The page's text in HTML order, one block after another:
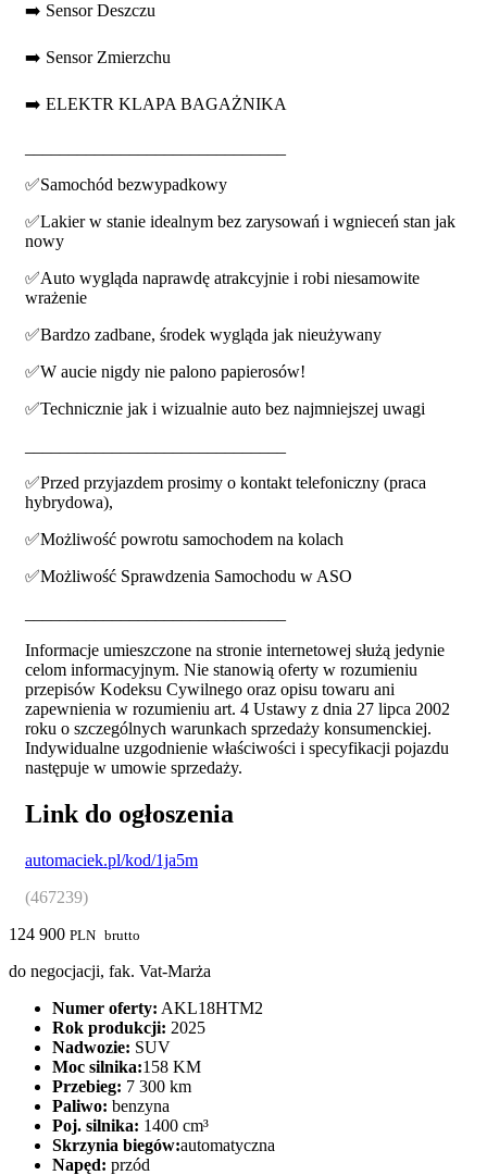
➡️ Sensor Deszczu
➡️ Sensor Zmierzchu
➡️ ELEKTR KLAPA BAGAŻNIKA
✅Samochód bezwypadkowy
✅Lakier w stanie idealnym bez zarysowań i wgnieceń stan jak
nowy
✅Auto wygląda naprawdę atrakcyjnie i robi niesamowite
wrażenie
✅Bardzo zadbane, środek wygląda jak nieużywany
✅W aucie nigdy nie palono papierosów!
✅Technicznie jak i wizualnie auto bez najmniejszej uwagi
✅Przed przyjazdem prosimy o kontakt telefoniczny (praca
hybrydowa),
✅Możliwość powrotu samochodem na kolach
✅Możliwość Sprawdzenia Samochodu w ASO
Informacje umieszczone na stronie internetowej służą jedynie
celom informacyjnym. Nie stanowią oferty w rozumieniu
przepisów Kodeksu Cywilnego oraz opisu towaru ani
zapewnienia w rozumieniu art. 4 Ustawy z dnia 27 lipca 2002
roku o szczególnych warunkach sprzedaży konsumenckiej.
Indywidualne uzgodnienie właściwości i specyfikacji pojazdu
następuje w umowie sprzedaży.
Link do ogłoszenia
automaciek.pl/kod/1ja5m
(467239)
124 900 PLN brutto
do negocjacji, fak. Vat-Marża
Numer oferty: AKL18HTM2
Rok produkcji: 2025
Nadwozie: SUV
Moc silnika:158 KM
Przebieg: 7 300 km
Paliwo: benzyna
Poj. silnika: 1400 cm³
Skrzynia biegów:automatyczna
Napęd: przód